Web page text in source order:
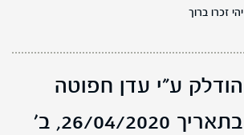
יהי זכרו ברוך
הודלק ע"י עדן חפוטה
בתאריך 26/04/2020,
ב'